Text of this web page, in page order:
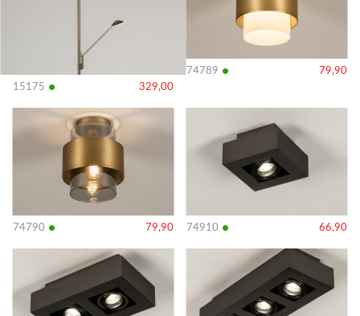
15175 • 329,00
74789 • 79,90
74790 • 79,90 74910 • 66,90
Bekijk
Bekijk